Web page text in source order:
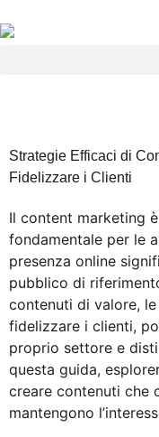
Strategie Efficaci di
Fidelizzare i Clienti
Il content marketing
fondamentale per le
presenza online
pubblico di
contenuti di valore,
fidelizzare i clienti,
proprio settore e
questa guida,
creare contenuti che
mantengono